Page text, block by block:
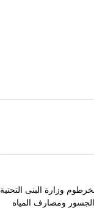
25م ولاية الخرطوم وزارة البنى التحتية
ومصارف المياه